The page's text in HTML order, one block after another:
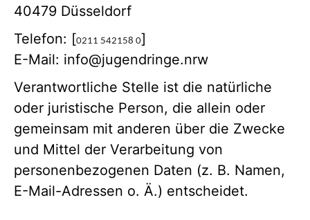
40479 Düsseldorf
Telefon: [0211 542158 0]
E-Mail: info@jugendringe.nrw
Verantwortliche Stelle ist die natürliche
oder juristische Person, die allein oder
gemeinsam mit anderen über die Zwecke
und Mittel der Verarbeitung von
personenbezogenen Daten (z. B. Namen,
E-Mail-Adressen o. Ä.) entscheidet.